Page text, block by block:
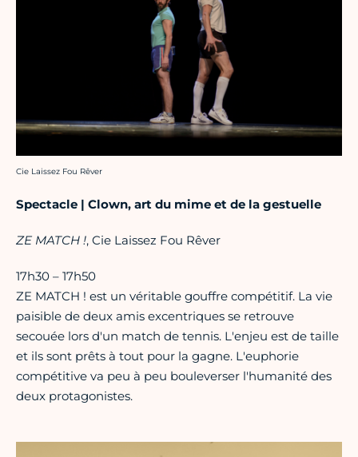
Crédit photo :
Cie Laissez Fou Rêver
Spectacle | Clown, art du mime et de la gestuelle
ZE MATCH !, Cie Laissez Fou Rêver
17h30 – 17h50
ZE MATCH ! est un véritable gouffre compétitif. La vie
paisible de deux amis excentriques se retrouve
secouée lors d'un match de tennis. L'enjeu est de taille
et ils sont prêts à tout pour la gagne. L'euphorie
compétitive va peu à peu bouleverser l'humanité des
deux protagonistes.